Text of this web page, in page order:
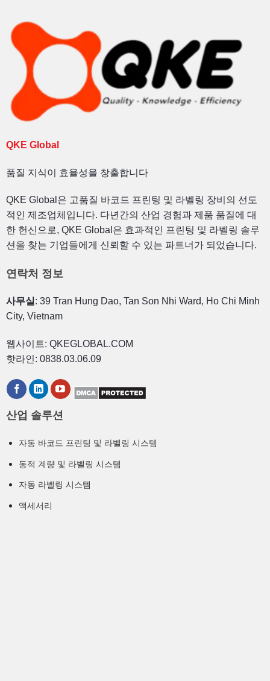
QKE Global
품질 지식이 효율성을 창출합니다
QKE Global은 고품질 바코드 프린팅 및 라벨링 장비의 선도
적인 제조업체입니다. 다년간의 산업 경험과 제품 품질에 대
한 헌신으로, QKE Global은 효과적인 프린팅 및 라벨링 솔루
션을 찾는 기업들에게 신뢰할 수 있는 파트너가 되었습니다.
연락처 정보
사무실 : 39 Tran Hung Dao, Tan Son Nhi Ward, Ho Chi Minh
City, Vietnam
웹사이트: QKEGLOBAL.COM
핫라인: 0838.03.06.09
산업 솔루션
자동 바코드 프린팅 및 라벨링 시스템
동적 계량 및 라벨링 시스템
자동 라벨링 시스템
액세서리